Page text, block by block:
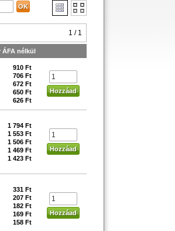
1 / 1
ÁFA nélkül
910 Ft
706 Ft
672 Ft
650 Ft
626 Ft
1 794 Ft
1 553 Ft
1 506 Ft
1 469 Ft
1 423 Ft
331 Ft
207 Ft
182 Ft
169 Ft
158 Ft